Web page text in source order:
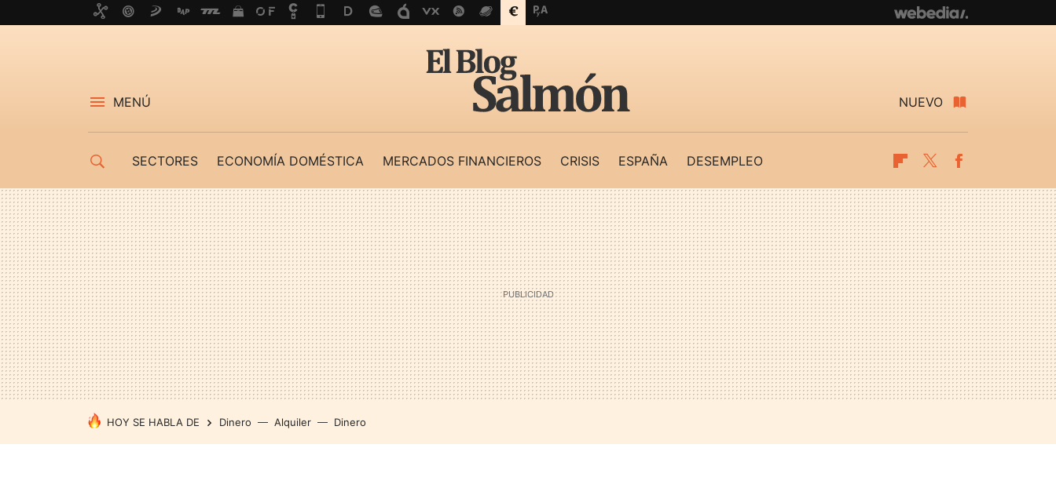
MENÚ NUEVO
SECTORES ECONOMÍA DOMÉSTICA MERCADOS FINANCIEROS CRISIS ESPAÑA DESEMPLEO Flipboard
Twitter
HOY SE HABLA DE Dinero Alquiler Dinero